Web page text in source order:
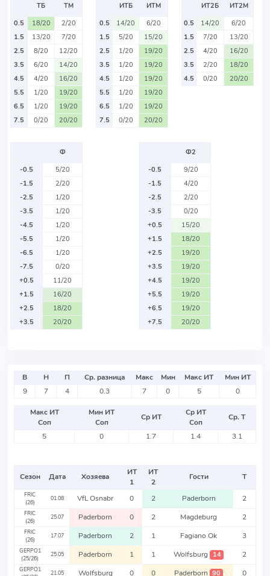
ТБ
ТМ
0.5
18/20
2/20
1.5
13/20
7/20
2.5
8/20
12/20
3.5
6/20
14/20
4.5
4/20
16/20
5.5
1/20
19/20
6.5
1/20
19/20
7.5
0/20 20/20
ИТБ
ИТМ
0.5
14/20
6/20
1.5
5/20
15/20
2.5
1/20
19/20
3.5
1/20
19/20
4.5
1/20
19/20
5.5
1/20
19/20
6.5
1/20
19/20
7.5
0/20 20/20
ИТ2Б
ИТ2М
0.5
14/20
6/20
1.5
7/20
13/20
2.5
4/20
16/20
3.5
2/20
18/20
4.5
0/20 20/20
Ф
-0.5
5/20
-1.5
2/20
-2.5
1/20
-3.5
1/20
-4.5
1/20
-5.5
1/20
-6.5
1/20
-7.5
0/20
+0.5
11/20
+1.5
16/20
+2.5
18/20
+3.5
20/20
Ф2
-0.5
9/20
-1.5
4/20
-2.5
2/20
-3.5
0/20
+0.5
15/20
+1.5
18/20
+2.5
19/20
+3.5
19/20
+4.5
19/20
+5.5
19/20
+6.5
19/20
+7.5
20/20
В Н П Ср. разница Макс Мин Макс ИТ
Мин ИТ
9
7 4 0.3 7 0 5 0
Макс ИТ
Соп
Мин ИТ
Соп
Ср ИТ
Ср ИТ
Соп
Ср. Т
5
0 1.7 1.4 3.1
Сезон Дата Хозяева
ИТ
1
ИТ
2
Гости Т
FRIC
(26)
01.08 VfL Osnabr 0 2 Paderborn 2
FRIC
(26)
25.07 Paderborn 0 2 Magdeburg 2
FRIC
(26)
17.07 Paderborn 2 1 Fagiano Ok 3
GERPO1
(25/26)
25.05 Paderborn 1 1 Wolfsburg 14 2
GERPO1
21.05 Wolfsburg 0 0 Paderborn 90 0